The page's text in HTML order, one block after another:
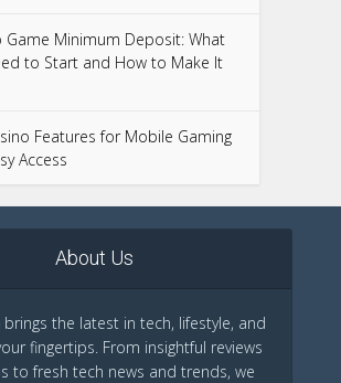
Game Minimum Deposit: What
to Start and How to Make It
Features for Mobile Gaming
Access
About Us
brings the latest in tech, lifestyle, and
fingertips. From insightful reviews
to fresh tech news and trends, we